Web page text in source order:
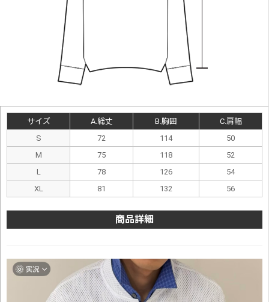
サイズ A.総丈 B.胸囲
C.肩幅
S
72 114
50
M
75 118
52
L
78 126
54
XL
81 132 56
商品詳細